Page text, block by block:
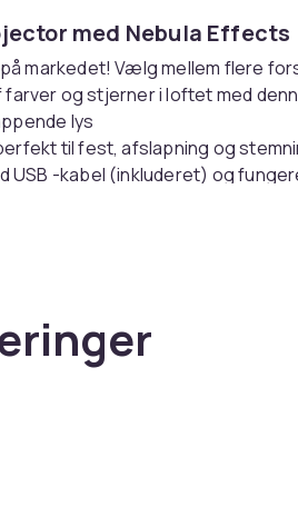
med Nebula Effects
markedet! Vælg mellem flere
og stjerner i loftet med
lys
til fest, afslapning og
USB -kabel (inkluderet) og